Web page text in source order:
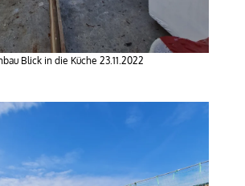
Blick in die Küche 23.11.2022